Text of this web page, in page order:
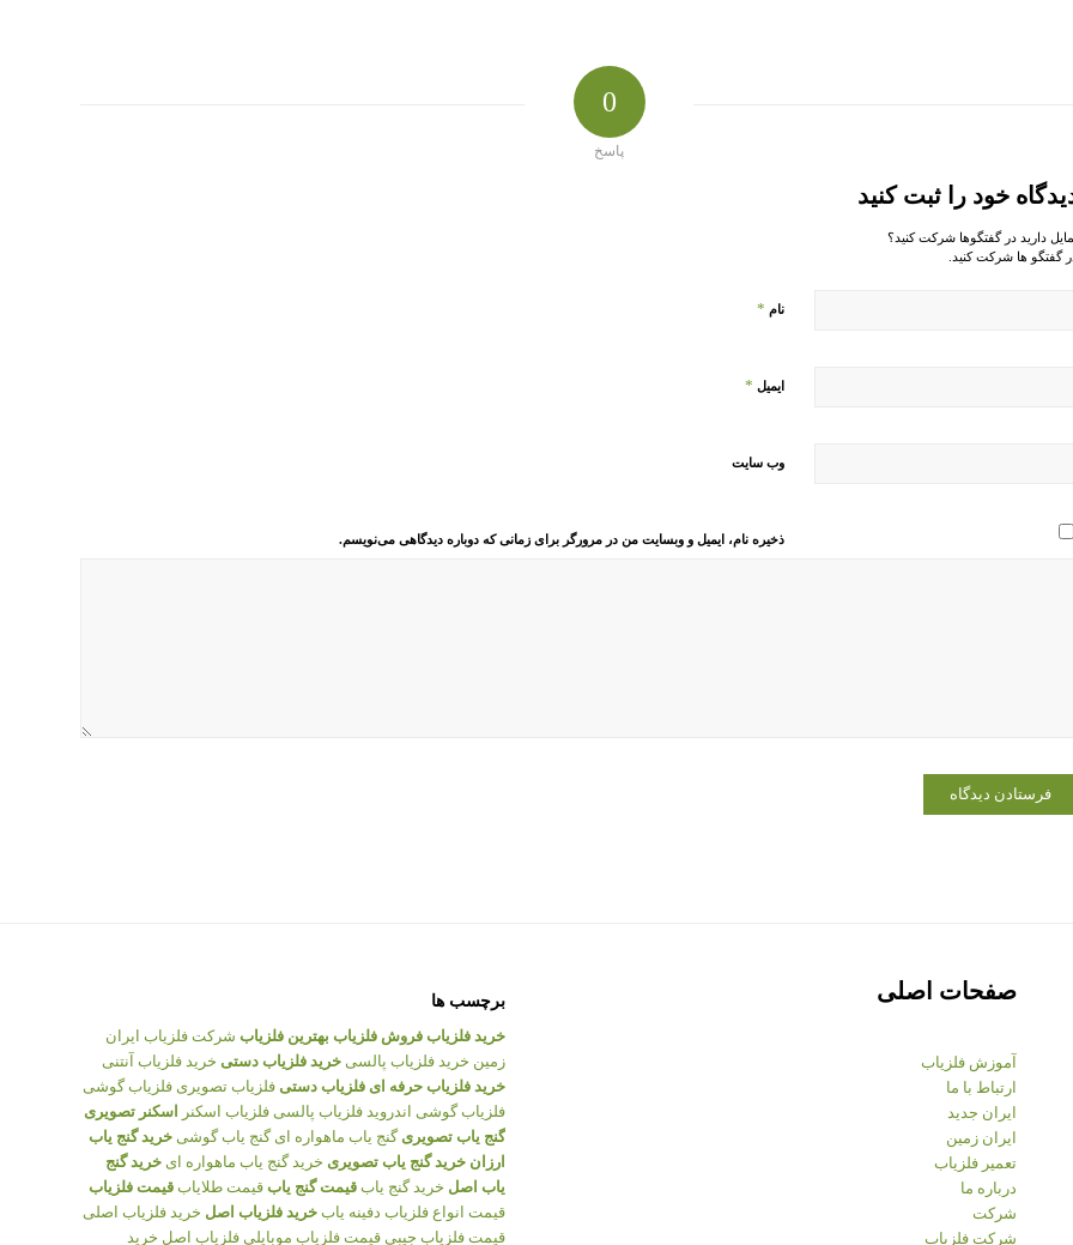
0
پاسخ
خود را ثبت کنید
دارید در گفتگوها شرکت کنید؟
گفتگو ها شرکت کنید.
نام *
ایمیل *
وب‌ سایت
ذخیره نام، ایمیل و وبسایت من در مرورگر برای زمانی که دوباره دیدگاهی می‌نویسم.
صفحات اصلی
آموزش فلزیاب
ارتباط با ما
ایران جدید
ایران زمین
تعمیر فلزیاب
درباره ما
شرکت
شرکت فلزیاب
برچسب ها
خرید فلزیاب فروش فلزیاب بهترین فلزیاب شرکت فلزیاب ایران
زمین خرید فلزیاب پالسی خرید فلزیاب دستی خرید فلزیاب آنتنی
خرید فلزیاب حرفه ای فلزیاب دستی فلزیاب تصویری فلزیاب گوشی
فلزیاب گوشی اندروید فلزیاب پالسی فلزیاب اسکنر
اسکنر تصویری
گنج یاب تصویری گنج یاب ماهواره ای گنج یاب گوشی خرید گنج یاب
ارزان خرید گنج یاب تصویری خرید گنج یاب ماهواره ای خرید گنج
یاب اصل خرید گنج یاب قیمت گنج یاب قیمت طلایاب قیمت فلزیاب
قیمت انواع فلزیاب دفینه یاب خرید فلزیاب اصل خرید فلزیاب اصلی
قیمت فلزیاب جیبی قیمت فلزیاب موبایلی فلزیاب اصل خرید